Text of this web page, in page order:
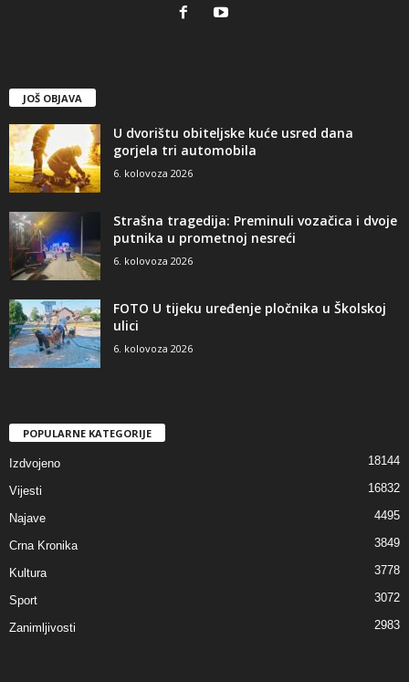
JOŠ OBJAVA
U dvorištu obiteljske kuće usred dana
gorjela tri automobila
6. kolovoza 2026
Strašna tragedija: Preminuli vozačica i dvoje
putnika u prometnoj nesreći
6. kolovoza 2026
FOTO U tijeku uređenje pločnika u Školskoj
ulici
6. kolovoza 2026
POPULARNE KATEGORIJE
Izdvojeno 18144
Vijesti 16832
Najave 4495
Crna Kronika 3849
Kultura 3778
Sport 3072
Zanimljivosti 2983